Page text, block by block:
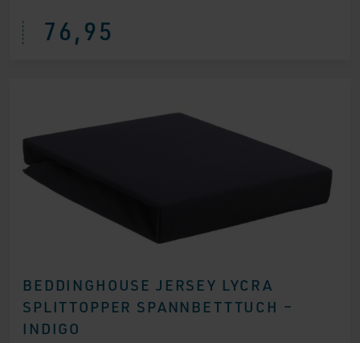
76,95
BEDDINGHOUSE JERSEY LYCRA
SPLITTOPPER SPANNBETTTUCH –
INDIGO